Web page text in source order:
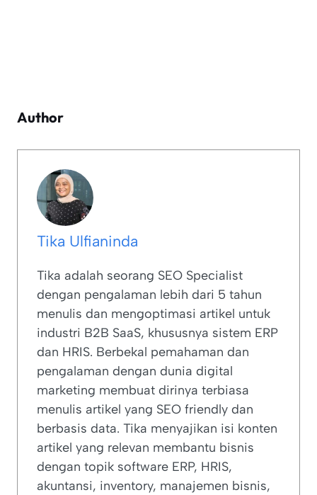
Author
Tika Ulfianinda
Tika adalah seorang SEO Specialist
dengan pengalaman lebih dari 5 tahun
menulis dan mengoptimasi artikel untuk
industri B2B SaaS, khususnya sistem ERP
dan HRIS. Berbekal pemahaman dan
pengalaman dengan dunia digital
marketing membuat dirinya terbiasa
menulis artikel yang SEO friendly dan
berbasis data. Tika menyajikan isi konten
artikel yang relevan membantu bisnis
dengan topik software ERP, HRIS,
akuntansi, inventory, manajemen bisnis,